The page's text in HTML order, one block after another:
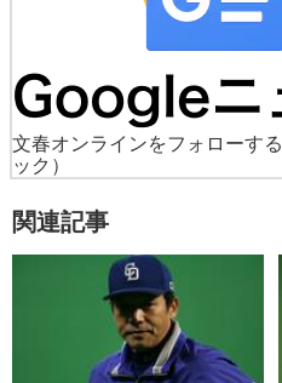
文春オンラインをフォローする
ック）
関連記事